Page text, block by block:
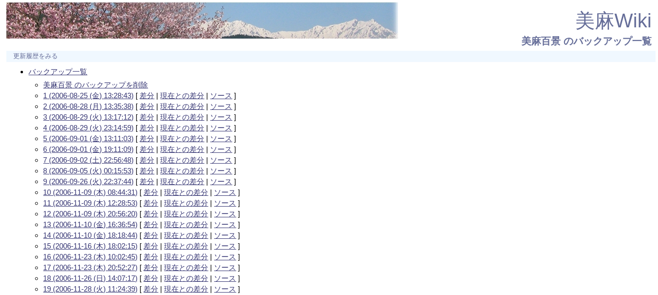
美麻Wiki
美麻百景のバックアップ一覧
更新履歴をみる
バックアップ一覧
美麻百景 のバックアップを削除
1 (2006-08-25 (金) 13:28:43) [ 差分 |現在との差分 | ソース ]
2 (2006-08-28 (月) 13:35:38) [ 差分 |現在との差分 | ソース ]
3 (2006-08-29 (火) 13:17:12) [ 差分 |現在との差分 | ソース ]
4 (2006-08-29 (火) 23:14:59) [ 差分 |現在との差分 | ソース ]
5 (2006-09-01 (金) 13:11:03) [ 差分 |現在との差分 | ソース ]
6 (2006-09-01 (金) 19:11:09) [ 差分 |現在との差分 | ソース ]
7 (2006-09-02 (土) 22:56:48) [ 差分 |現在との差分 | ソース ]
8 (2006-09-05 (火) 00:15:53) [ 差分 |現在との差分 | ソース ]
9 (2006-09-26 (火) 22:37:44) [ 差分 |現在との差分 | ソース ]
10 (2006-11-09 (木) 08:44:31) [ 差分 |現在との差分 | ソース ]
11 (2006-11-09 (木) 12:28:53) [ 差分 |現在との差分 | ソース ]
12 (2006-11-09 (木) 20:56:20) [ 差分 |現在との差分 | ソース ]
13 (2006-11-10 (金) 16:36:54) [ 差分 |現在との差分 | ソース ]
14 (2006-11-10 (金) 18:18:44) [ 差分 |現在との差分 | ソース ]
15 (2006-11-16 (木) 18:02:15) [ 差分 |現在との差分 | ソース ]
16 (2006-11-23 (木) 10:02:45) [ 差分 |現在との差分 | ソース ]
17 (2006-11-23 (木) 20:52:27) [ 差分 |現在との差分 | ソース ]
18 (2006-11-26 (日) 14:07:17) [ 差分 |現在との差分 | ソース ]
19 (2006-11-28 (火) 11:24:39) [ 差分 |現在との差分 | ソース ]